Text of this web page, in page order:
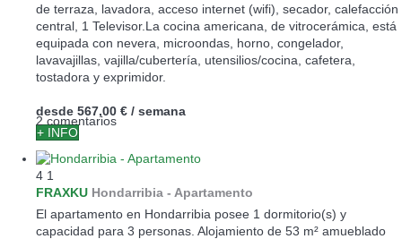
de terraza, lavadora, acceso internet (wifi), secador, calefacción
central, 1 Televisor.La cocina americana, de vitrocerámica, está
equipada con nevera, microondas, horno, congelador,
lavavajillas, vajilla/cubertería, utensilios/cocina, cafetera,
tostadora y exprimidor.
2 comentarios
desde 567,00 € / semana
+ INFO
4 1
FRAXKU Hondarribia - Apartamento
El apartamento en Hondarribia posee 1 dormitorio(s) y
capacidad para 3 personas. Alojamiento de 53 m² amueblado